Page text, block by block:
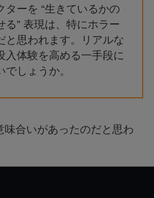
ターを “生きているかの
る” 表現は、特にホラー
と思われます。リアルな
入体験を高める一手段に
しょうか。
味合いがあったのだと思わ